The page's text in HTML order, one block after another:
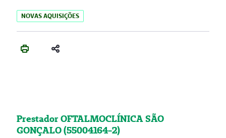
NOVAS AQUISIÇÕES
Prestador OFTALMOCLÍNICA SÃO
GONÇALO (55004164-2)